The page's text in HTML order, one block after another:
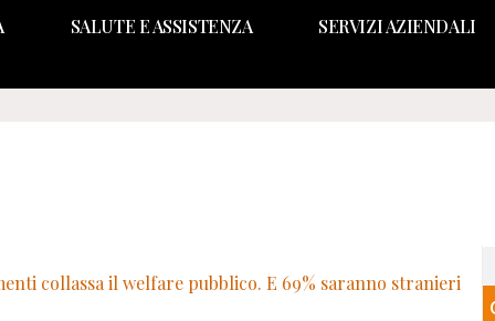
SALUTE E ASSISTENZA SERVIZI AZIENDALI
collassa il welfare pubblico. E 69% saranno stranieri